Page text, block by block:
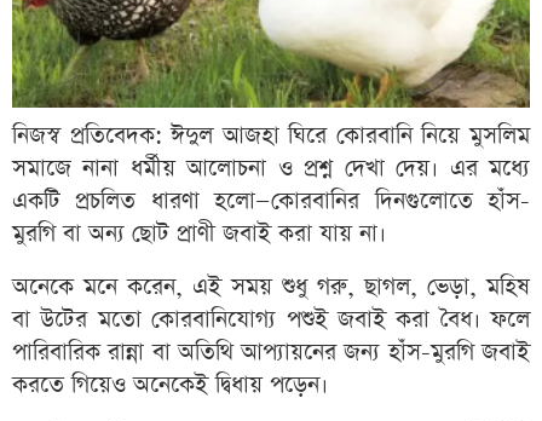
নিজস্ব প্রতিবেদক: ঈদুল আজহা ঘিরে কোরবানি নিয়ে মুসলিম
সমাজে নানা ধর্মীয় আলোচনা ও প্রশ্ন দেখা দেয়। এর মধ্যে
একটি প্রচলিত ধারণা হলো—কোরবানির দিনগুলোতে হাঁস-
মুরগি বা অন্য ছোট প্রাণী জবাই করা যায় না।
অনেকে মনে করেন, এই সময় শুধু গরু, ছাগল, ভেড়া, মহিষ
বা উটের মতো কোরবানিযোগ্য পশুই জবাই করা বৈধ। ফলে
পারিবারিক রান্না বা অতিথি আপ্যায়নের জন্য হাঁস-মুরগি জবাই
করতে গিয়েও অনেকেই দ্বিধায় পড়েন।